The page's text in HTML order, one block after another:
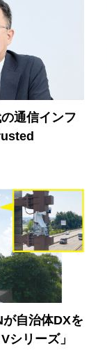
通信インフ
自治体DXを
シリーズ」